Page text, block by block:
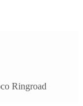
Ringroad